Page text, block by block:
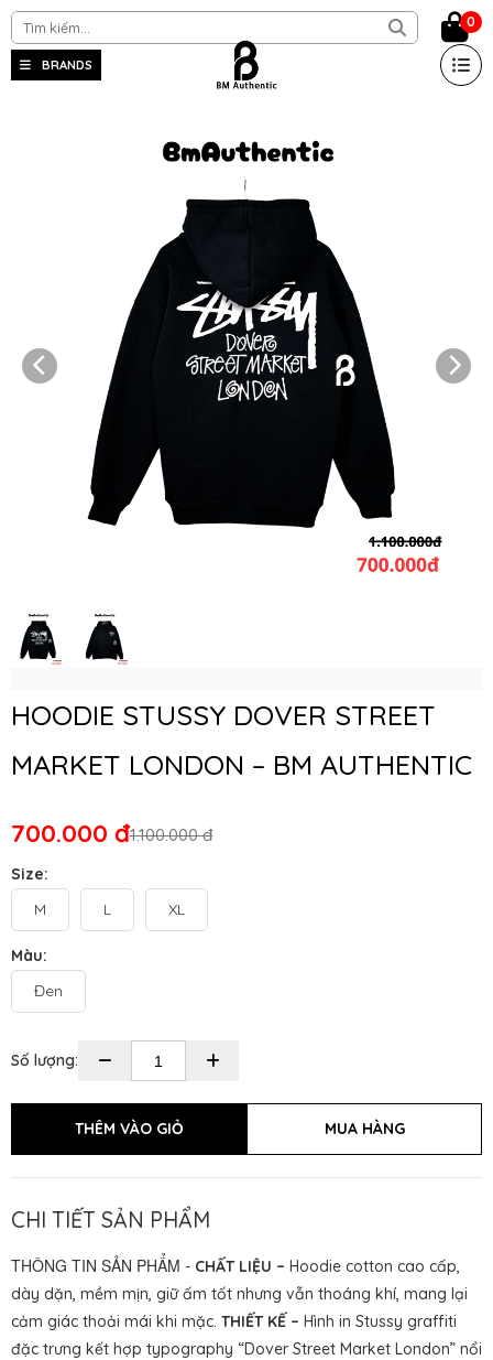
BRANDS
0
HOODIE STUSSY DOVER STREET
MARKET LONDON – BM AUTHENTIC
1.100.000 đ
700.000 đ
Size:
M
L XL
Màu:
Đen
Số lượng:
CHI TIẾT SẢN PHẨM
THÔNG TIN SẢN PHẨM - CHẤT LIỆU – Hoodie cotton cao cấp,
dày dặn, mềm mịn, giữ ấm tốt nhưng vẫn thoáng khí, mang lại
cảm giác thoải mái khi mặc. THIẾT KẾ – Hình in Stussy graffiti
đặc trưng kết hợp typography “Dover Street Market London” nổi